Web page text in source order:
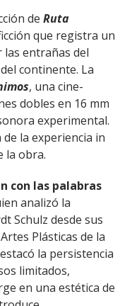
de Ruta
que registra un
entrañas del
continente. La
, una cine-
dobles en 16 mm
experimental.
la experiencia in
la obra.
con las palabras
analizó la
Schulz desde sus
Plásticas de la
la persistencia
limitados,
en una estética de